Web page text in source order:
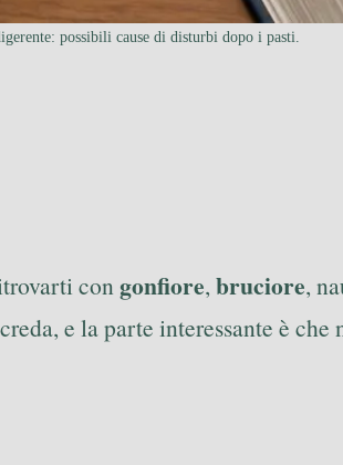
possibili cause di disturbi dopo i pasti.
congonfiore, bruciore,
e la parte interessante è